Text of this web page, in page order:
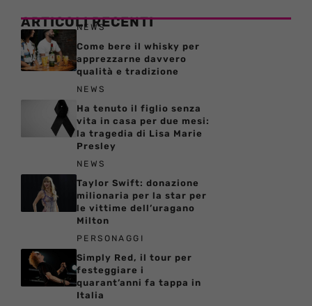
ARTICOLI RECENTI
NEWS
Come bere il whisky per
apprezzarne davvero
qualità e tradizione
NEWS
Ha tenuto il figlio senza
vita in casa per due mesi:
la tragedia di Lisa Marie
Presley
NEWS
Taylor Swift: donazione
milionaria per la star per
le vittime dell’uragano
Milton
PERSONAGGI
Simply Red, il tour per
festeggiare i
quarant’anni fa tappa in
Italia